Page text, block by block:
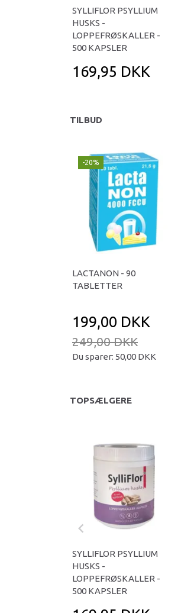
SYLLIFLOR PSYLLIUM
HUSKS -
LOPPEFRØSKALLER -
500 KAPSLER
169,95 DKK
TILBUD
-20%
LACTANON - 90
TABLETTER
199,00 DKK
249,00 DKK
Du sparer: 50,00 DKK
TOPSÆLGERE
SYLLIFLOR PSYLLIUM
HUSKS -
LOPPEFRØSKALLER -
500 KAPSLER